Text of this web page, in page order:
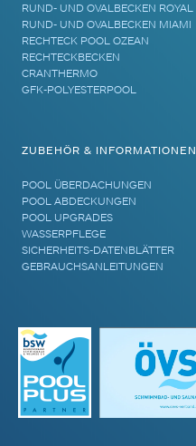
RUND- UND OVALBECKEN ROYAL
RUND- UND OVALBECKEN MIAMI
RECHTECK POOL OZEAN
RECHTECKBECKEN
CRANTHERMO
GFK-POLYESTERPOOL
ZUBEHÖR & INFORMATIONEN
POOL ÜBERDACHUNGEN
POOL ABDECKUNGEN
POOL UPGRADES
WASSERPFLEGE
SICHERHEITS-DATENBLÄTTER
GEBRAUCHSANLEITUNGEN